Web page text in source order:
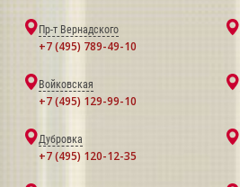
Пр-т Вернадского
+7 (495) 789-49-10
Войковская
+7 (495) 129-99-10
Дубровка
+7 (495) 120-12-35